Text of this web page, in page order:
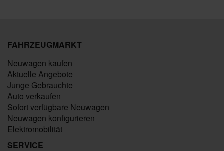
FAHRZEUGMARKT
Neuwagen kaufen
Aktuelle Angebote
Junge Gebrauchte
Auto verkaufen
Sofort verfügbare Neuwagen
Neuwagen konfigurieren
Elektromobilität
SERVICE